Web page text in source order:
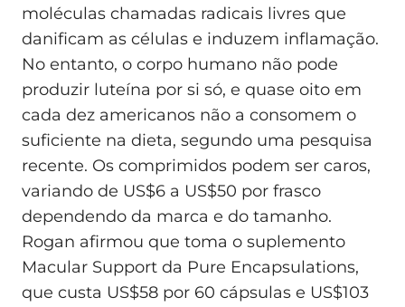
moléculas chamadas radicais livres que
danificam as células e induzem inflamação.
No entanto, o corpo humano não pode
produzir luteína por si só, e quase oito em
cada dez americanos não a consomem o
suficiente na dieta, segundo uma pesquisa
recente. Os comprimidos podem ser caros,
variando de US$6 a US$50 por frasco
dependendo da marca e do tamanho.
Rogan afirmou que toma o suplemento
Macular Support da Pure Encapsulations,
que custa US$58 por 60 cápsulas e US$103